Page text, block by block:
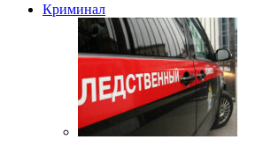
Криминал